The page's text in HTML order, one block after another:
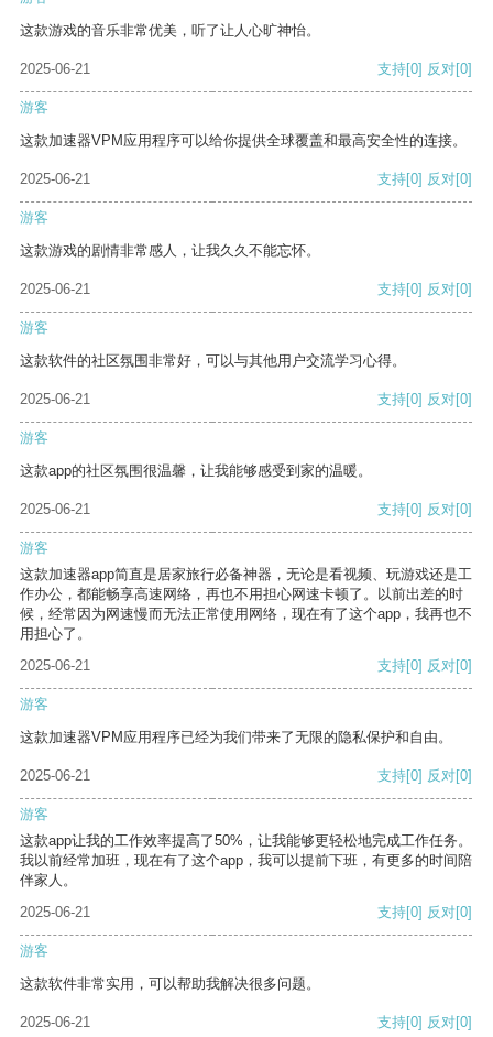
这款游戏的音乐非常优美，听了让人心旷神怡。
2025-06-21 支持[0] 反对[0]
游客
这款加速器VPM应用程序可以给你提供全球覆盖和最高安全性的连接。
2025-06-21 支持[0] 反对[0]
游客
这款游戏的剧情非常感人，让我久久不能忘怀。
2025-06-21 支持[0] 反对[0]
游客
这款软件的社区氛围非常好，可以与其他用户交流学习心得。
2025-06-21 支持[0] 反对[0]
游客
这款app的社区氛围很温馨，让我能够感受到家的温暖。
2025-06-21 支持[0] 反对[0]
游客
这款加速器app简直是居家旅行必备神器，无论是看视频、玩游戏还是工
作办公，都能畅享高速网络，再也不用担心网速卡顿了。以前出差的时
候，经常因为网速慢而无法正常使用网络，现在有了这个app，我再也不
用担心了。
2025-06-21
支持[0] 反对[0]
游客
这款加速器VPM应用程序已经为我们带来了无限的隐私保护和自由。
2025-06-21 支持[0] 反对[0]
游客
这款app让我的工作效率提高了50%，让我能够更轻松地完成工作任务。
我以前经常加班，现在有了这个app，我可以提前下班，有更多的时间陪
伴家人。
2025-06-21
支持[0] 反对[0]
游客
这款软件非常实用，可以帮助我解决很多问题。
2025-06-21 支持[0] 反对[0]